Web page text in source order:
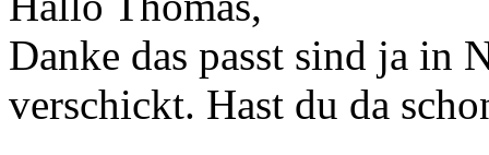
Danke das passt sind ja in
verschickt. Hast du da